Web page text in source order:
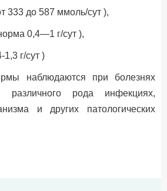
333 до 587 ммоль/сут ),
0,4—1 г/сут ),
г/сут )
наблюдаются при болезнях
рода инфекциях,
и других патологических